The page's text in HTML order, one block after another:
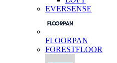
EVERSENSE
FLOORPAN
FORESTFLOOR